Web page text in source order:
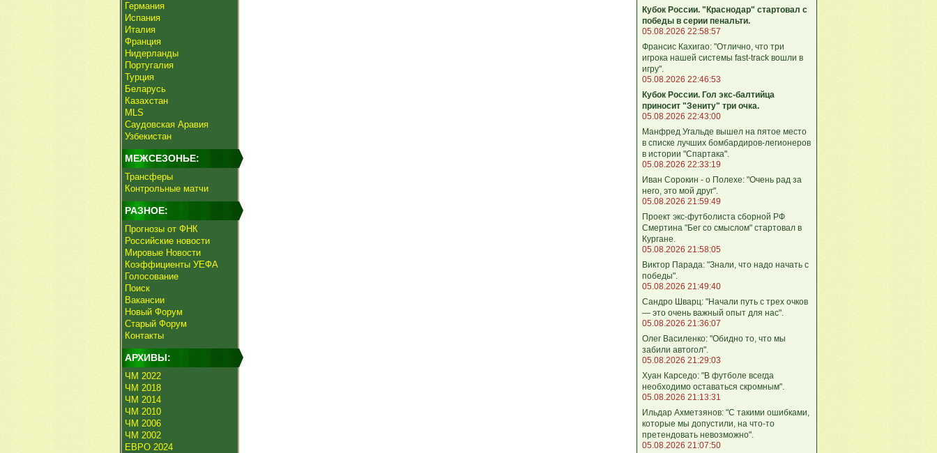
Германия
Испания
Италия
Франция
Нидерланды
Португалия
Турция
Беларусь
Казахстан
MLS
Саудовская Аравия
Узбекистан
МЕЖСЕЗОНЬЕ:
Трансферы
Контрольные матчи
РАЗНОЕ:
Прогнозы от ФНК
Российские новости
Мировые Новости
Коэффициенты УЕФА
Голосование
Поиск
Вакансии
Новый Форум
Старый Форум
Контакты
АРХИВЫ:
ЧМ 2022
ЧМ 2018
ЧМ 2014
ЧМ 2010
ЧМ 2006
ЧМ 2002
ЕВРО 2024
Кубок России. "Краснодар" стартовал с
победы в серии пенальти.
05.08.2026 22:58:57
Франсис Кахигао: "Отлично, что три
игрока нашей системы fast‑track вошли в
игру".
05.08.2026 22:46:53
Кубок России. Гол экс-балтийца
приносит "Зениту" три очка.
05.08.2026 22:43:00
Манфред Угальде вышел на пятое место
в списке лучших бомбардиров-легионеров
в истории "Спартака".
05.08.2026 22:33:19
Иван Сорокин - о Полехе: "Очень рад за
него, это мой друг".
05.08.2026 21:59:49
Проект экс-футболиста сборной РФ
Смертина "Бег со смыслом" стартовал в
Кургане.
05.08.2026 21:58:05
Виктор Парада: "Знали, что надо начать с
победы".
05.08.2026 21:49:40
Сандро Шварц: "Начали путь с трех очков
— это очень важный опыт для нас".
05.08.2026 21:36:07
Олег Василенко: "Обидно то, что мы
забили автогол".
05.08.2026 21:29:03
Хуан Карседо: "В футболе всегда
необходимо оставаться скромным".
05.08.2026 21:13:31
Ильдар Ахметзянов: "С такими ошибками,
которые мы допустили, на что‑то
претендовать невозможно".
05.08.2026 21:07:50